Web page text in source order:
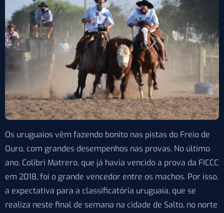
Os uruguaios vêm fazendo bonito nas pistas do Freio de
Ouro, com grandes desempenhos nas provas. No último
ano, Colibri Matrero, que já havia vencido a prova da FICCC
em 2018, foi o grande vencedor entre os machos. Por isso,
a expectativa para a classificatória uruguaia, que se
realiza neste final de semana na cidade de Salto, no norte